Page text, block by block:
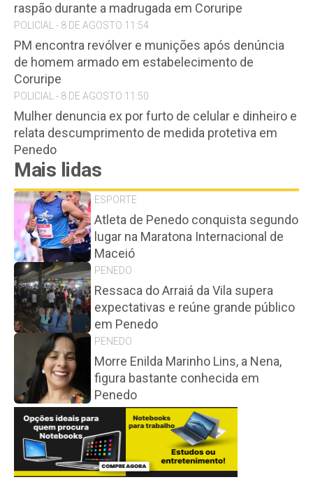
raspão durante a madrugada em Coruripe
POLICIAL - 8 DE AGOSTO 11:54
PM encontra revólver e munições após denúncia
de homem armado em estabelecimento de
Coruripe
POLICIAL - 8 DE AGOSTO 11:50
Mulher denuncia ex por furto de celular e dinheiro e
relata descumprimento de medida protetiva em
Penedo
Mais lidas
ESPORTE
Atleta de Penedo conquista segundo
lugar na Maratona Internacional de
Maceió
PENEDO
Ressaca do Arraiá da Vila supera
expectativas e reúne grande público
em Penedo
PENEDO
Morre Enilda Marinho Lins, a Nena,
figura bastante conhecida em
Penedo